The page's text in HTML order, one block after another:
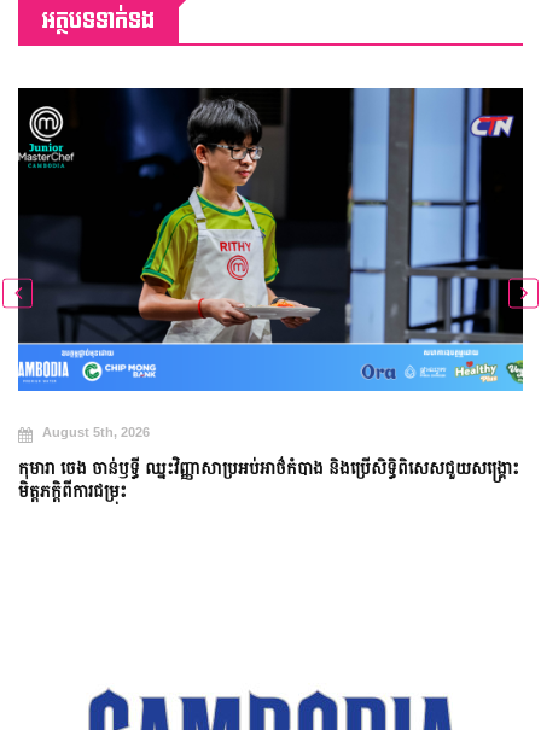
អត្ថបទទាក់ទង
ង និងប្រើសិទ្ធិពិសេសជួយសង្គ្រោះ មុខម្ហូបលេចធ្លោទាំង ៣ ចាន បង្ហាញសមត្ថភាពដ៏អស្